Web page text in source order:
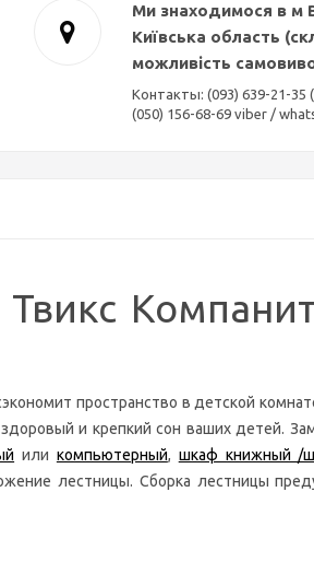
Ми знаходимося в м
Київська область
можливість
Контакты: (093) 639-21-35
(050) 156-68-69 viber /
пространство в детской
и крепкий сон ваших детей.
или компьютерный, шкаф книжный /
лестницы. Сборка лестницы